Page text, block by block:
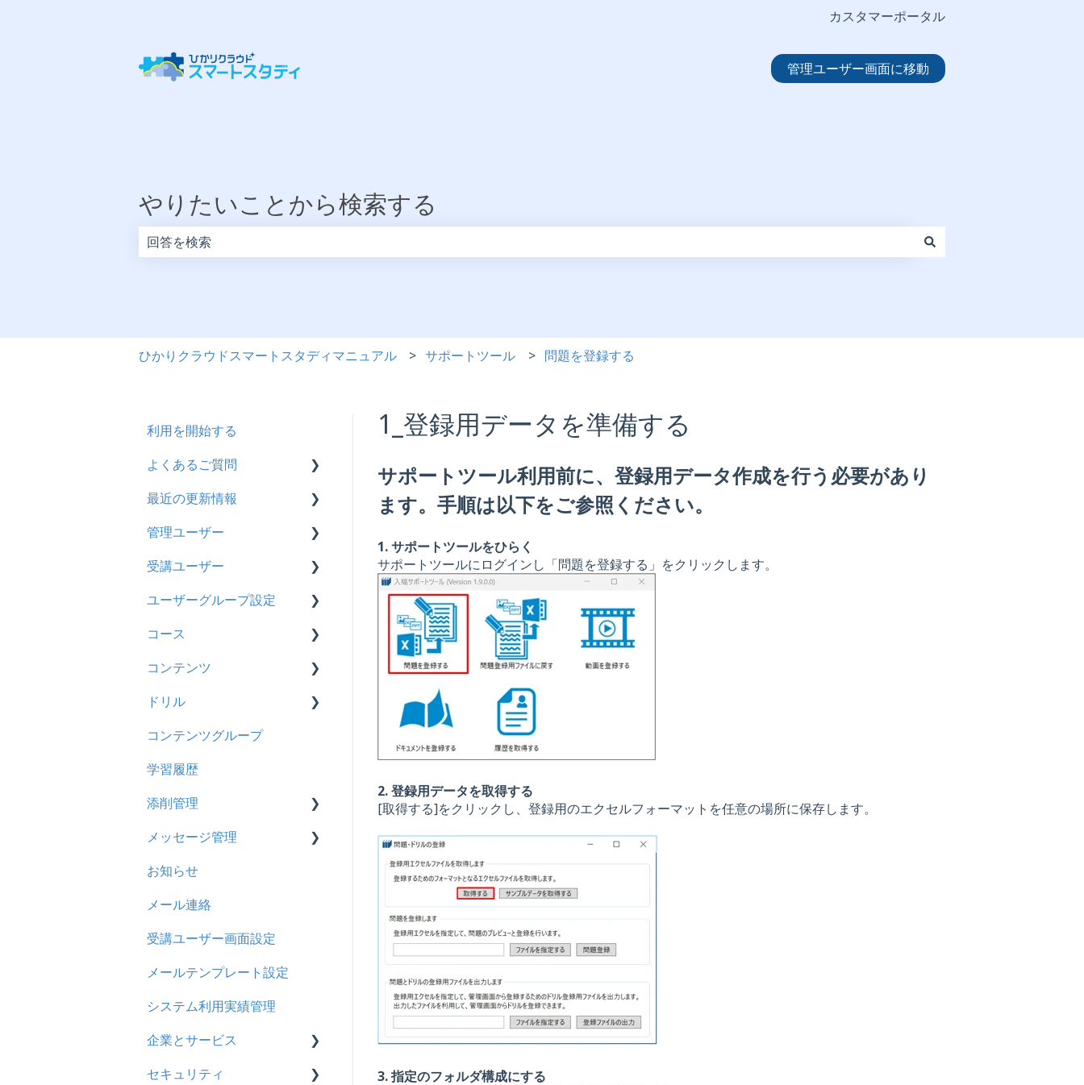
カスタマーポータル
管理ユーザー画面に移動
やりたいことから検索する
ひかりクラウドスマートスタディマニュアル サポートツール 問題を登録する
1_登録用データを準備する
サポートツール利用前に、登録用データ作成を行う必要があり
ます。手順は以下をご参照ください。
1. サポートツールをひらく
サポートツールにログインし「問題を登録する」をクリックします。
2. 登録用データを取得する
[取得する]をクリックし、登録用のエクセルフォーマットを任意の場所に保存します。
3. 指定のフォルダ構成にする
利用を開始する
よくあるご質問
契約
トライアル
カスタマイズ
インターネット・セキュリ
ザー
履歴
コンテンツ
CSV
ドキュメント
ビデオ
ドリル
メール
メッセージ
お知らせ
多言語変換
助成金
最近の更新情報
2026年8月アップデート
2026年2月アップデート
2025年10月アップデート
2025年9月アップデート
2025年3月アップデート
2024年12月アップデート
2024年8月アップデート
2024年5月アップデート
2023年12月アップデート
2023年11月アップデート
2023年8月アップデート
2023年4月アップデート
管理ユーザー
管理ユーザーの統合につい
受講ユーザー
基本操作
【新レイアウト】受講ユー
編集について
ユーザーグループ設定
【新レイアウト】ユーザー
グループ設定
コース
基本操作
新レイアウト
旧レイアウト
コース詳細設定の参考
ストレスチェック
CSVについて
コンテンツ
ビデオ
ドキュメント
多言語表示
リンク
ドリル
概要
問題について
ドリルについて
【問題・ドリル】の参考
ドリルスキンについて
問題属性
コンテンツグループ
学習履歴
添削管理
概要
基本操作
採点権限のみを持ったユー
ユーザ
メッセージ管理
基本操作
リンクメッセージスレッド
お知らせ
メール連絡
受講ユーザー画面設定
メールテンプレート設定
システム利用実績管理
企業とサービス
用語の定義
セキュリティ